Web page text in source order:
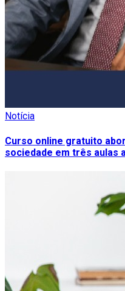
Notícia
Curso online gratuito
sociedade em três aulas